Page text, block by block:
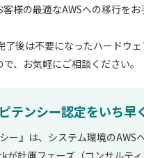
様の最適なAWSへの移行をお
了後は不要になったハードウ
、お気軽にご相談ください。
テンシー認定をいち早
ー』は、システム環境のAWS